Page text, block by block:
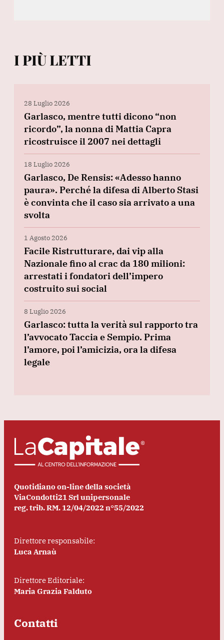
I PIÙ LETTI
28 Luglio 2026
Garlasco, mentre tutti dicono “non
ricordo”, la nonna di Mattia Capra
ricostruisce il 2007 nei dettagli
18 Luglio 2026
Garlasco, De Rensis: «Adesso hanno
paura». Perché la difesa di Alberto Stasi
è convinta che il caso sia arrivato a una
svolta
1 Agosto 2026
Facile Ristrutturare, dai vip alla
Nazionale fino al crac da 180 milioni:
arrestati i fondatori dell’impero
costruito sui social
8 Luglio 2026
Garlasco: tutta la verità sul rapporto tra
l’avvocato Taccia e Sempio. Prima
l’amore, poi l’amicizia, ora la difesa
legale
Quotidiano on-line della società
ViaCondotti21 Srl unipersonale
reg. trib. RM. 12/04/2022 n°55/2022
Direttore responsabile:
Luca Arnaù
Direttore Editoriale:
Maria Grazia Falduto
Contatti